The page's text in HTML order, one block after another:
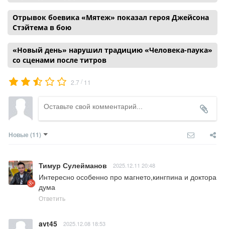
Отрывок боевика «Мятеж» показал героя Джейсона
Стэйтема в бою
«Новый день» нарушил традицию «Человека-паука»
со сценами после титров
2.7 / 11
Новые (11)
Тимур Сулейманов 2025.12.11 20:48
Интересно особенно про магнето,кингпина и доктора
дума
Ответить
avt45 2025.12.08 18:53